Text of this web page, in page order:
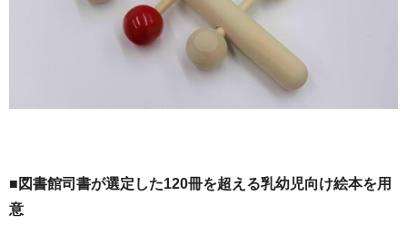
■図書館司書が選定した120冊を超える乳幼児向け絵本を用
意